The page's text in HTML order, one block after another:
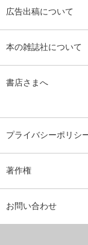
広告出稿について
本の雑誌社について
書店さまへ
プライバシーポリシ
著作権
お問い合わせ